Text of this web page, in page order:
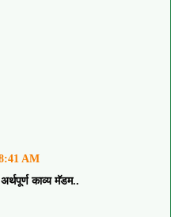
AM
काव्य मॅडम..